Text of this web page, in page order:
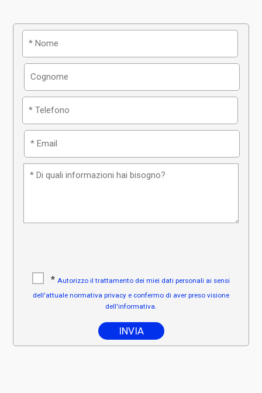
* Autorizzo il trattamento dei miei dati personali ai sensi
dell'attuale normativa privacy e confermo di aver preso visione
dell'informativa.